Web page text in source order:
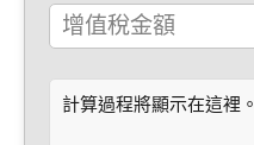
計算過程將顯示在這裡。